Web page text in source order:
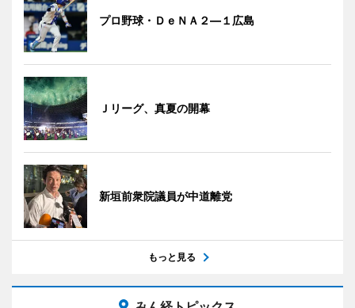
プロ野球・ＤｅＮＡ２―１広島
Ｊリーグ、真夏の開幕
新垣前衆院議員が中道離党
もっと見る